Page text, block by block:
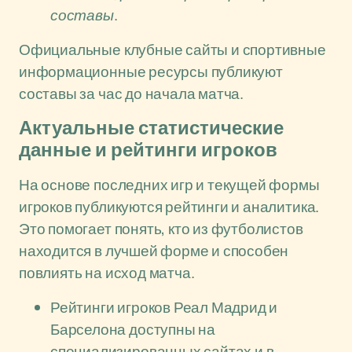
составы.
Официальные клубные сайты и спортивные
информационные ресурсы публикуют
составы за час до начала матча.
Актуальные статистические
данные и рейтинги игроков
На основе последних игр и текущей формы
игроков публикуются рейтинги и аналитика.
Это помогает понять, кто из футболистов
находится в лучшей форме и способен
повлиять на исход матча.
Рейтинги игроков Реал Мадрид и
Барселона доступны на